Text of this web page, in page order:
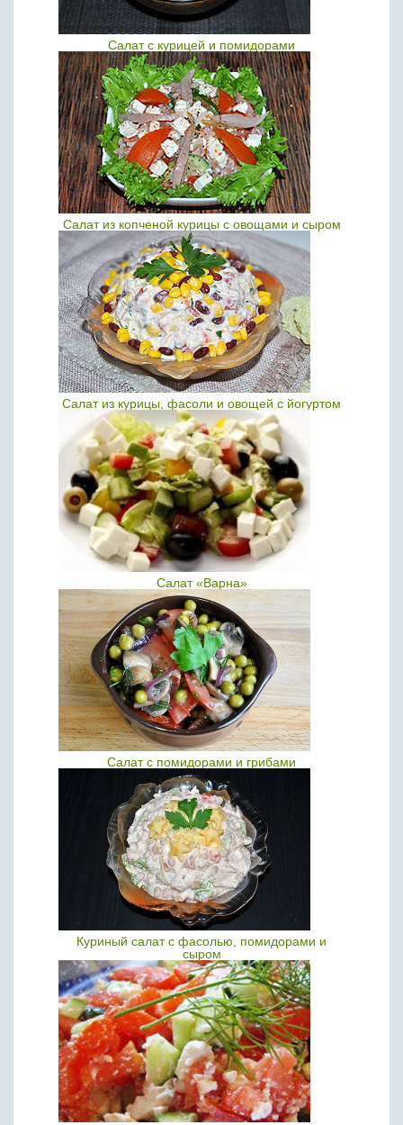
Салат с курицей и помидорами
Салат из копченой курицы с овощами и сыром
Салат из курицы, фасоли и овощей с йогуртом
Салат «Варна»
Салат с помидорами и грибами
Куриный салат с фасолью, помидорами и
сыром